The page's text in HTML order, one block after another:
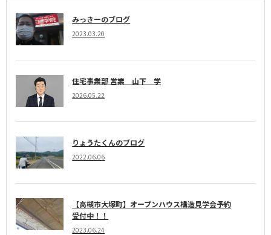
みっきーのブログ
2023.03.20
住宅事業部 営業 山下 学
2026.05.22
りょうたくんのブログ
2022.06.06
【高槻市大塚町】オープンハウス構造見学会予約
受付中！！
2023.06.24